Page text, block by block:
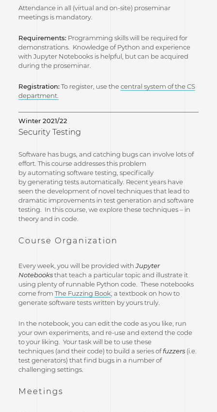
Attendance in all (virtual and on-site) proseminar
meetings is mandatory.
Requirements:Programming skills will be required for
demonstrations. Knowledge of Python and experience
with Jupyter Notebooks is helpful, but can be acquired
during the proseminar.
Registration:To register, use thecentral system of the CS
department.
Winter 2021/22
Security Testing
Software has bugs, and catching bugs can involve lots of
effort. This course addresses this problem
by automating software testing, specifically
by generating tests automatically. Recent years have
seen the development of novel techniques that lead to
dramatic improvements in test generation and software
testing. In this course, we explore these techniques – in
theory and in code.
Course Organization
Every week, you will be provided withJupyter
Notebooksthat teach a particular topic and illustrate it
using plenty of runnable Python code. These notebooks
come from The Fuzzing Book , a textbook on how to
generate software tests written by yours truly.
In the notebook, you can edit the code as you like, run
your own experiments, and re-use and extend the code
to your liking. Your task will be to use these
techniques (and their code) to build a series offuzzers(i.e.
test generators) that find bugs in a number of
challenging settings.
Meetings